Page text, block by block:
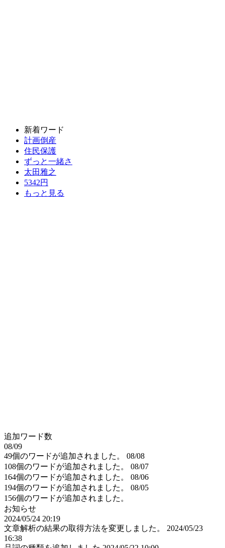
新着ワード
計画倒産
住民保護
ずっと一緒さ
太田雅之
5342円
もっと見る
追加ワード数
08/09
49個のワードが追加されました。
08/08
108個のワードが追加されました。
08/07
164個のワードが追加されました。
08/06
194個のワードが追加されました。
08/05
156個のワードが追加されました。
お知らせ
2024/05/24 20:19
文章解析の結果の取得方法を変更しました。
2024/05/23
16:38